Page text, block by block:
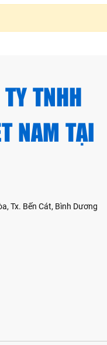
TNHH
NAM TẠI
Tx. Bến Cát, Bình Dương